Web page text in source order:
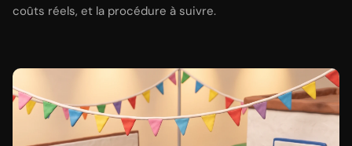
coûts réels, et la procédure à suivre.